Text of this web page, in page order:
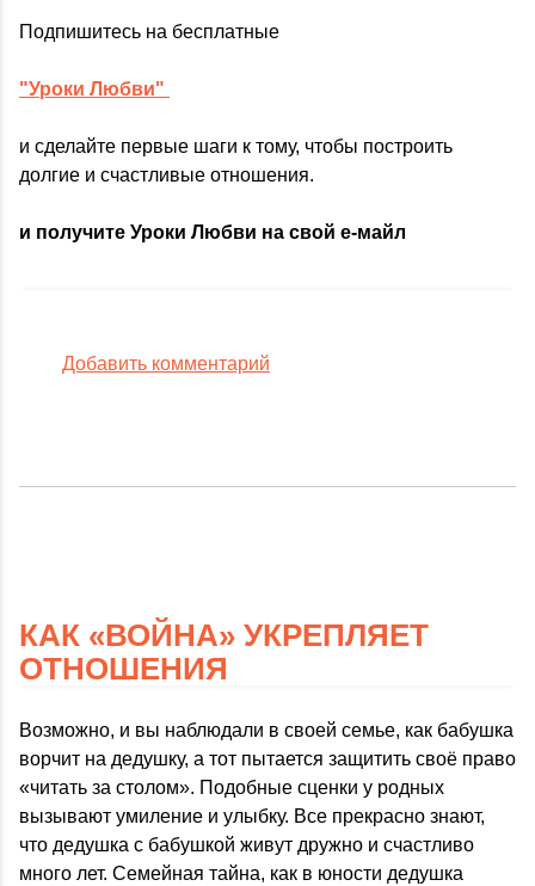
Подпишитесь на бесплатные
"Уроки Любви"
и сделайте первые шаги к тому, чтобы построить
долгие и счастливые отношения.
и получите Уроки Любви на свой е-майл
Добавить комментарий
КАК «ВОЙНА» УКРЕПЛЯЕТ
ОТНОШЕНИЯ
Возможно, и вы наблюдали в своей семье, как бабушка
ворчит на дедушку, а тот пытается защитить своё право
«читать за столом». Подобные сценки у родных
вызывают умиление и улыбку. Все прекрасно знают,
что дедушка с бабушкой живут дружно и счастливо
много лет. Семейная тайна, как в юности дедушка